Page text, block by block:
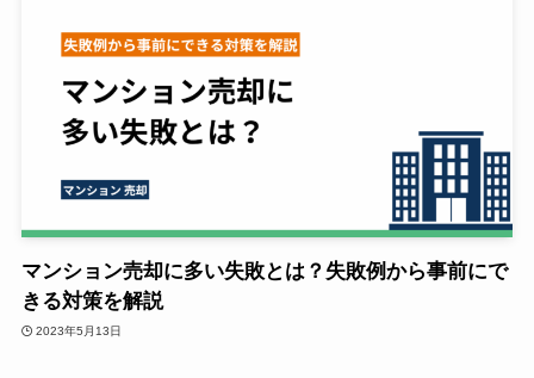
マンション売却に多い失敗とは？失敗例から事前にで
きる対策を解説
2023年5月13日